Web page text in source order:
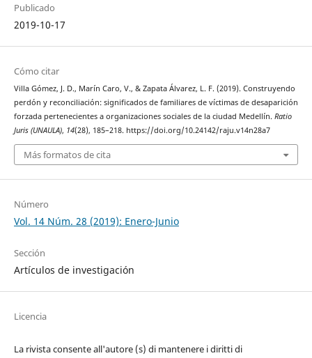
Publicado
2019-10-17
Cómo citar
Villa Gómez, J. D., Marín Caro, V., & Zapata Álvarez, L. F. (2019). Construyendo
perdón y reconciliación: significados de familiares de víctimas de desaparición
forzada pertenecientes a organizaciones sociales de la ciudad Medellín. Ratio
Juris (UNAULA), 14(28), 185–218. https://doi.org/10.24142/raju.v14n28a7
Más formatos de cita
Número
Vol. 14 Núm. 28 (2019): Enero-Junio
Sección
Artículos de investigación
Licencia
La rivista consente all'autore (s) di mantenere i diritti di